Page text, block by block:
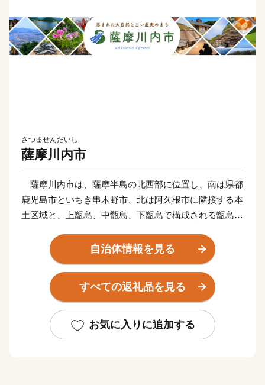
さつませんだいし
薩摩川内市
薩摩川内市は、薩摩半島の北西部に位置し、南は県都
鹿児島市といちき串木野市、北は阿久根市に隣接する本
土区域と、上甑島、中甑島、下甑島で構成される甑島区
砂青松の海岸線、市街部を悠々と流れる一級河川「川内
川」、藺牟田池をはじめとするみどり豊かな山々や湖、
地形の変化の美しい甑島、各地の温泉など、多種多様な
自然環境を有しています。当市が有するこれらの多彩で
県立自然公園、甑島県立自然公園に指定され、人々に親
しまれています。
自治体情報を見る
すべての返礼品を見る
お気に入りに追加する